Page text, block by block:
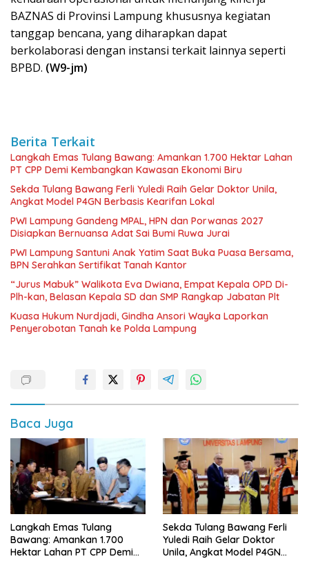
BAZNAS di Provinsi Lampung khususnya kegiatan
tanggap bencana, yang diharapkan dapat
berkolaborasi dengan instansi terkait lainnya seperti
BPBD. (W9-jm)
Berita Terkait
Langkah Emas Tulang Bawang: Amankan 1.700 Hektar Lahan
PT CPP Demi Kembangkan Kawasan Ekonomi Biru
Sekda Tulang Bawang Ferli Yuledi Raih Gelar Doktor Unila,
Angkat Model P4GN Berbasis Kearifan Lokal
PWI Lampung Gandeng MPAL, HPN dan Porwanas 2027
Disiapkan Bernuansa Adat Sai Bumi Ruwa Jurai
PWI Lampung Santuni Anak Yatim Saat Buka Puasa Bersama,
BPN Serahkan Sertifikat Tanah Kantor
“Jurus Mabuk” Walikota Eva Dwiana, Empat Kepala OPD Di-
Plh-kan, Belasan Kepala SD dan SMP Rangkap Jabatan Plt
Kuasa Hukum Nurdjadi, Gindha Ansori Wayka Laporkan
Penyerobotan Tanah ke Polda Lampung
Baca Juga
Langkah Emas Tulang
Bawang: Amankan 1.700
Hektar Lahan PT CPP Demi
Sekda Tulang Bawang Ferli
Yuledi Raih Gelar Doktor
Unila, Angkat Model P4GN